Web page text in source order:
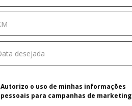
Autorizo o uso de minhas informações
pessoais para campanhas de marketing